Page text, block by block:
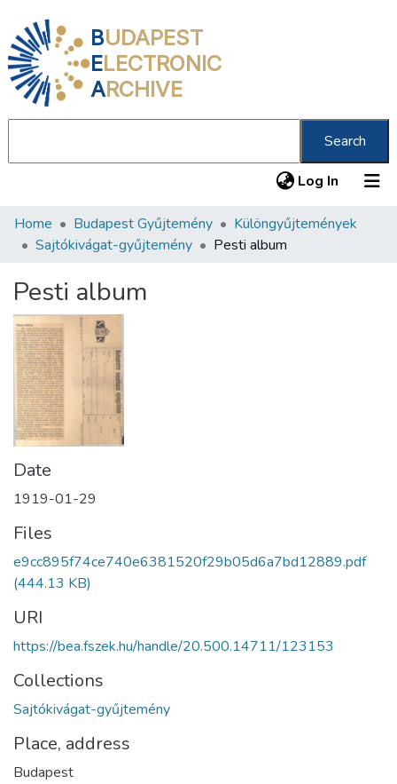
BUDAPEST
ELECTRONIC
ARCHIVE
Search
Log In (current)
Communities & Collections
Statistics
About us
Home Budapest Gyűjtemény
Különgyűjtemények
Sajtókivágat-gyűjtemény
Pesti album
Pesti album
Date
1919-01-29
Files
e9cc895f74ce740e6381520f29b05d6a7bd12889.pdf
(444.13 KB)
URI
https://bea.fszek.hu/handle/20.500.14711/123153
Collections
Sajtókivágat-gyűjtemény
Place, address
Budapest